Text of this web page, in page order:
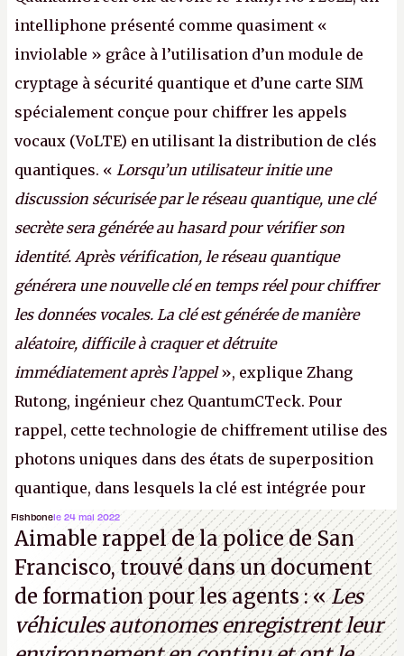
intelliphone présenté comme quasiment «
inviolable » grâce à l’utilisation d’un module de
cryptage à sécurité quantique et d’une carte SIM
spécialement conçue pour chiffrer les appels
vocaux (VoLTE) en utilisant la distribution de clés
quantiques. « Lorsqu’un utilisateur initie une
discussion sécurisée par le réseau quantique, une clé
secrète sera générée au hasard pour vérifier son
identité. Après vérification, le réseau quantique
générera une nouvelle clé en temps réel pour chiffrer
les données vocales. La clé est générée de manière
aléatoire, difficile à craquer et détruite
immédiatement après l’appel», explique Zhang
Rutong, ingénieur chez QuantumCTeck. Pour
rappel, cette technologie de chiffrement utilise des
photons uniques dans des états de superposition
quantique, dans lesquels la clé est intégrée pour
garantir une sécurité inconditionnelle entre des
parties distantes. Vous ne comprenez rien ? C’est
normal, ça fait toujours ça avec le quantique.
(Crédit photo : China Telecom)
Fishbonele 24 mai 2022
Aimable rappel de la police de San
Francisco, trouvé dans un document
de formation pour les agents : «Les
véhicules autonomes enregistrent leur